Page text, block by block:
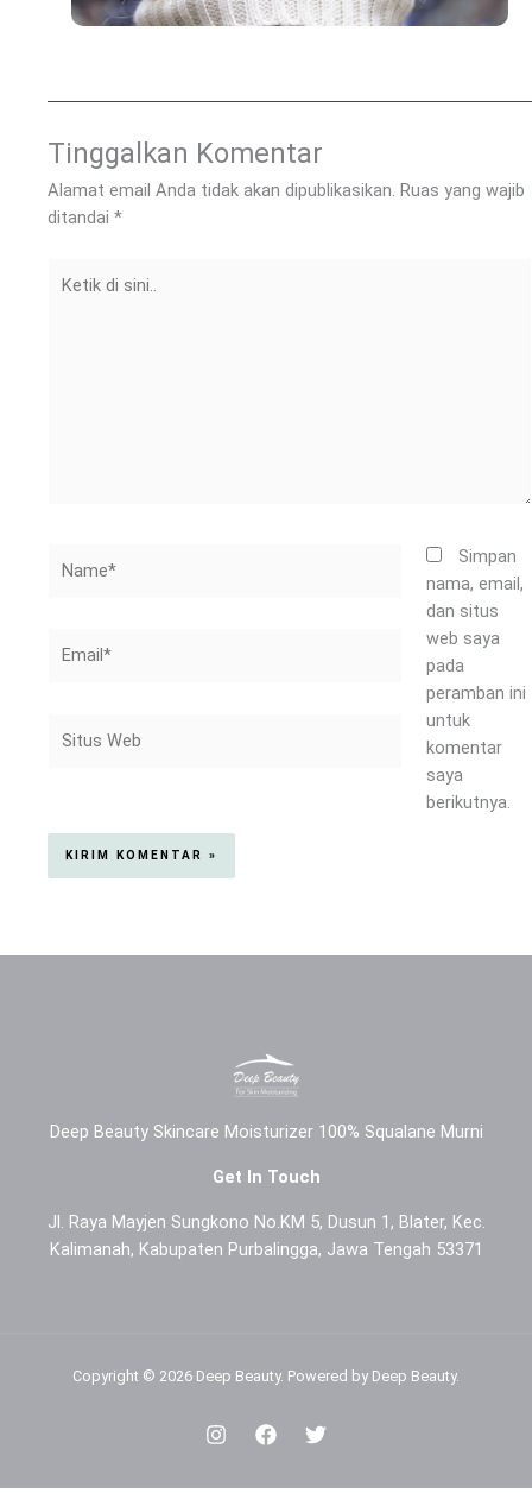
Tinggalkan Komentar
Alamat email Anda tidak akan dipublikasikan. Ruas yang wajib
ditandai *
Web
Simpan
nama, email,
dan situs
web saya
pada
peramban ini
untuk
komentar
saya
berikutnya.
Deep Beauty Skincare Moisturizer 100% Squalane Murni
Get In Touch
Jl. Raya Mayjen Sungkono No.KM 5, Dusun 1, Blater, Kec.
Kalimanah, Kabupaten Purbalingga, Jawa Tengah 53371
Copyright © 2026 Deep Beauty. Powered by Deep Beauty.